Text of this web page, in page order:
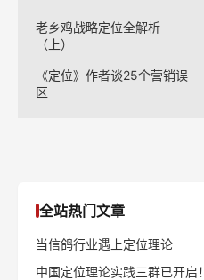
老乡鸡战略定位全解析
（上）
《定位》作者谈25个营销误
区
全站热门文章
当信鸽行业遇上定位理论
中国定位理论实践三群已开启！